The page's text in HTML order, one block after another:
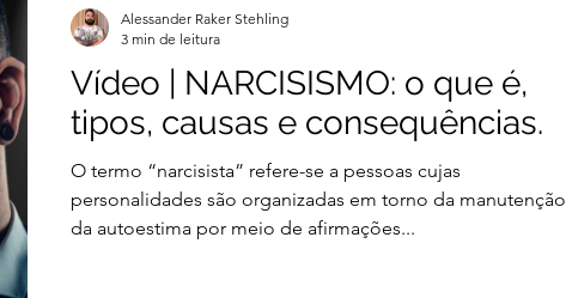
Vídeo | NARCISISMO: o que é,
tipos, causas e consequências.
O termo “narcisista” refere-se a pessoas cujas
personalidades são organizadas em torno da manutenção
da autoestima por meio de afirmações...
Alessander Raker Stehling
3 min de leitura